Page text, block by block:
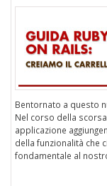
Bentornato a questo
Nel corso della
applicazione
della funzionalità che
fondamentale al